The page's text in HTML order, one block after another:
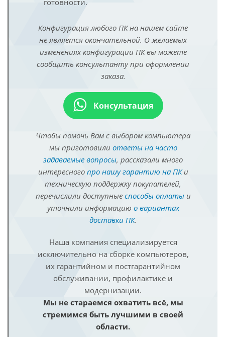
готовности.
Конфигурация любого ПК на нашем сайте
не является окончательной. О желаемых
изменениях конфигурации ПК вы можете
сообщить консультанту при оформлении
заказа.
Консультация
Чтобы помочь Вам с выбором компьютера
мы приготовили ответы на часто
задаваемые вопросы, рассказали много
интересного про нашу гарантию на ПКи
техническую поддержку покупателей,
перечислили доступные способы оплатыи
уточнили информацию о вариантах
доставки ПК.
Наша компания специализируется
исключительно на сборке компьютеров,
их гарантийном и постгарантийном
обслуживании, профилактике и
модернизации.
Мы не стараемся охватить всё, мы
стремимся быть лучшими в своей
области.